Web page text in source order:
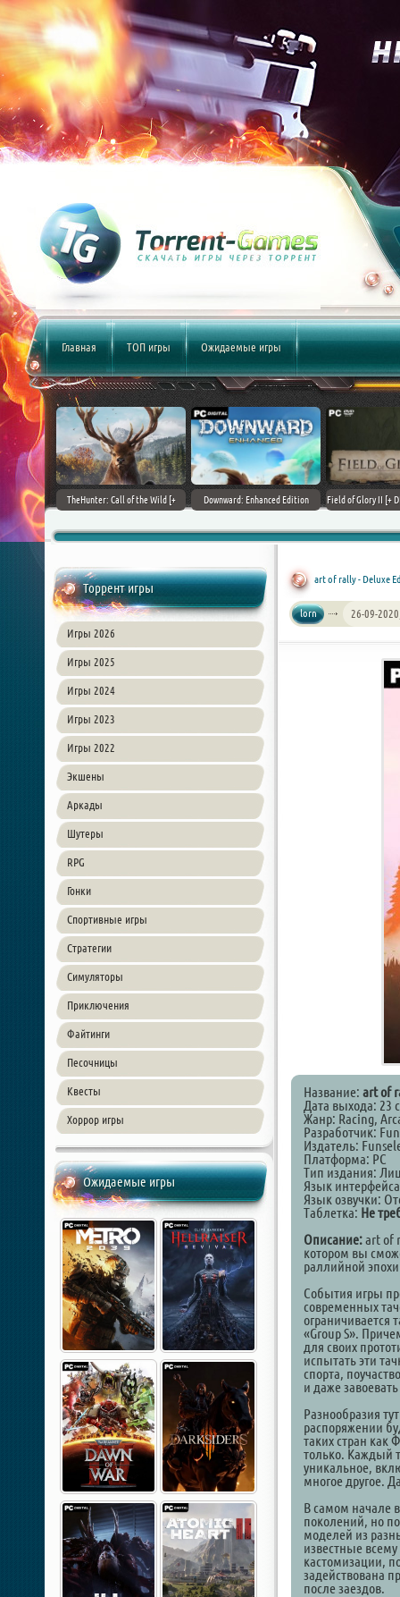
Главная ТОП игры Ожидаемые игры
(2017)
TheHunter: Call of the Wild [+
Downward: Enhanced Edition
Field of Glory II [+
Торрент игры
Игры 2026
Игры 2025
Игры 2024
Игры 2023
Игры 2022
Экшены
Аркады
Шутеры
RPG
Гонки
Спортивные игры
Стратегии
Симуляторы
Приключения
Файтинги
Песочницы
Квесты
Хоррор игры
Ожидаемые игры
art of rally - Deluxe
lorn 26-09-
Название: art of
Дата выхода: 23
Жанр: Racing,
Разработчик:
Издатель:
Платформа: PC
Тип издания:
Язык
Язык озвучки:
Таблетка: Не
Описание:art of
котором вы
раллийной
События игры
современных
ограничивается
«Group S».
для своих
испытать эти
спорта,
и даже
Разнообразия
распоряжении
таких стран как
только. Каждый
уникальное,
многое другое.
В самом начале
поколений, но
моделей из
известные
кастомизации,
задействована
после заездов.